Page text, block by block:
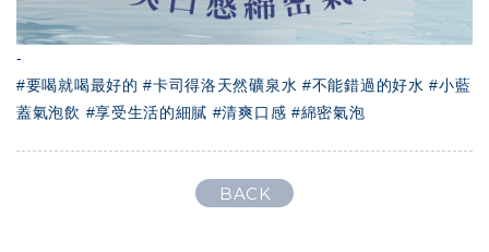
-
#要喝就喝最好的 #卡司得洛天然礦泉水 #不能錯過的好水 #小藍
蓋氣泡飲 #享受生活的細膩 #清爽口感 #綿密氣泡
BACK